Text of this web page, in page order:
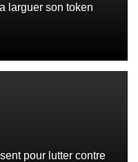
larguer son token
pour lutter contre